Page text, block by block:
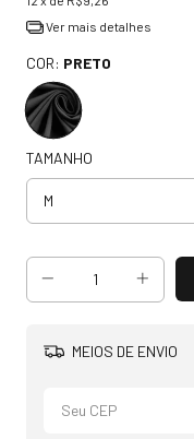
Ver mais detalhes
COR: PRETO
TAMANHO
MEIOS DE ENVIO